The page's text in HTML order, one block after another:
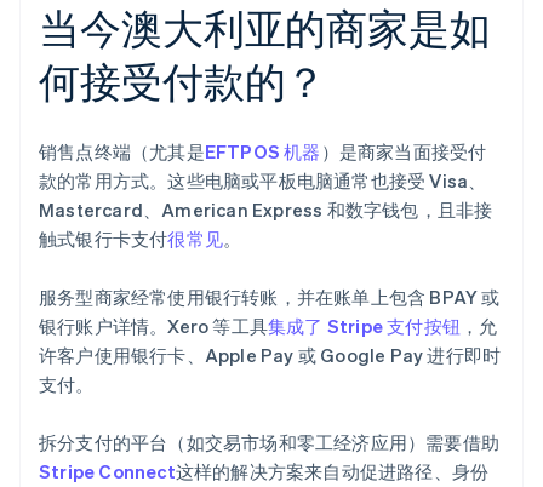
当今澳大利亚的商家是如
何接受付款的？
销售点终端（尤其是EFTPOS 机器 ）是商家当面接受付
款的常用方式。这些电脑或平板电脑通常也接受 Visa、
Mastercard、American Express 和数字钱包，且非接
触式银行卡支付很常见。
服务型商家经常使用银行转账，并在账单上包含 BPAY 或
银行账户详情。Xero 等工具集成了 Stripe 支付按钮 ，允
许客户使用银行卡、Apple Pay 或 Google Pay 进行即时
支付。
拆分支付的平台（如交易市场和零工经济应用）需要借助
Stripe Connect这样的解决方案来自动促进路径、身份